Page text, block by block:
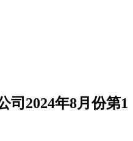
司2024年8月份第1